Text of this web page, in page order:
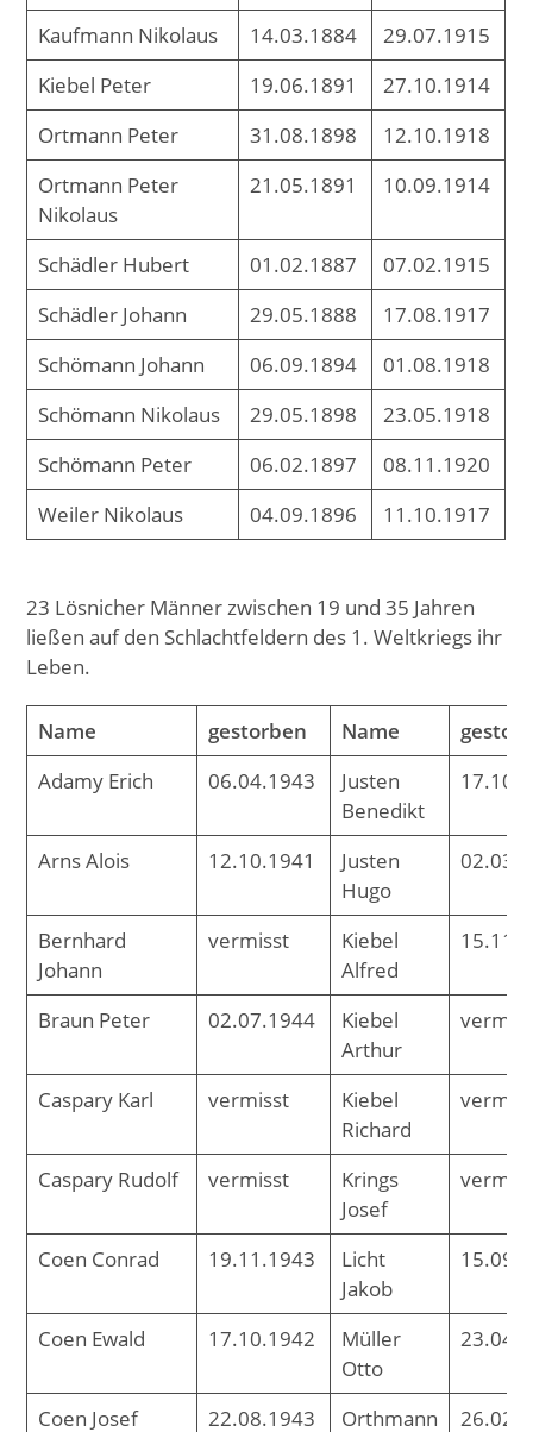
Kaufmann Nikolaus
14.03.1884
29.07.1915
Kiebel Peter
19.06.1891
27.10.1914
Ortmann Peter
31.08.1898
12.10.1918
Ortmann Peter
Nikolaus
21.05.1891 10.09.1914
Schädler Hubert 01.02.1887
07.02.1915
Schädler Johann
29.05.1888
17.08.1917
Schömann Johann
06.09.1894
01.08.1918
Schömann Nikolaus
29.05.1898
23.05.1918
Schömann Peter
06.02.1897
08.11.1920
Weiler Nikolaus
04.09.1896 11.10.1917
23 Lösnicher Männer zwischen 19 und 35 Jahren
ließen auf den Schlachtfeldern des 1. Weltkriegs ihr
Leben.
Name gestorben Name
Adamy Erich
06.04.1943
Justen
Benedikt
Arns Alois 12.10.1941
Justen
Hugo
Bernhard
Johann
vermisst
Kiebel
Alfred
Braun Peter 02.07.1944
Kiebel
Arthur
Caspary Karl vermisst
Kiebel
Richard
Caspary Rudolf vermisst
Krings
Josef
Coen Conrad 19.11.1943
Licht
Jakob
Coen Ewald 17.10.1942
Müller
Otto
Coen Josef 22.08.1943 Orthmann